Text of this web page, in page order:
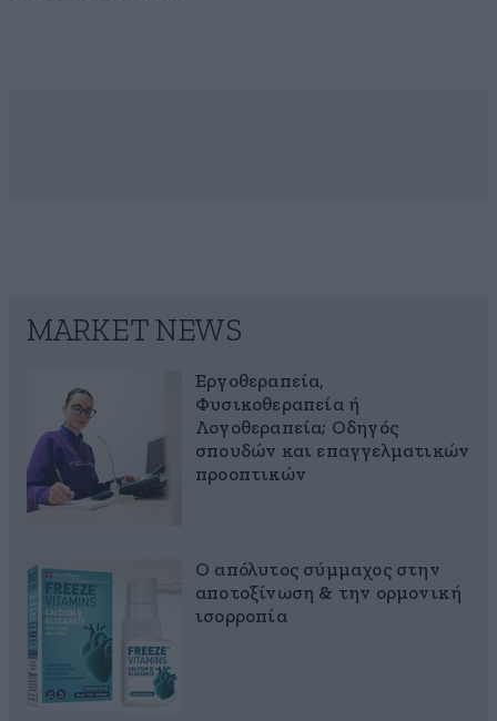
MARKET NEWS
Εργοθεραπεία,
Φυσικοθεραπεία ή
Λογοθεραπεία; Οδηγός
σπουδών και επαγγελματικών
προοπτικών
Ο απόλυτος σύμμαχος στην
αποτοξίνωση & την ορμονική
ισορροπία